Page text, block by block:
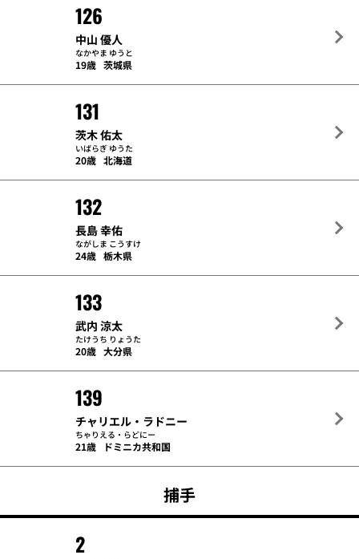
126
中山 優人
なかやま ゆうと
19歳 茨城県
131
茨木 佑太
いばらぎ ゆうた
20歳 北海道
132
長島 幸佑
ながしま こうすけ
24歳 栃木県
133
武内 涼太
たけうち りょうた
20歳 大分県
139
チャリエル・ラドニー
ちゃりえる・らどにー
21歳 ドミニカ共和国
捕手
2